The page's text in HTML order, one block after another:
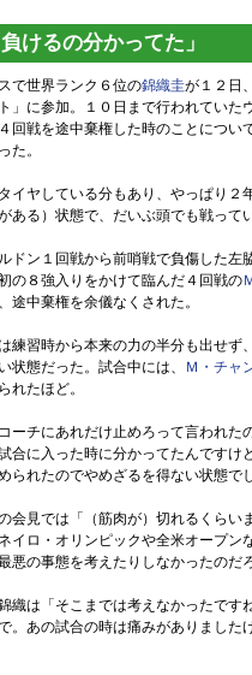
けるの分かってた」
で世界ランク６位の錦織圭が１２日
」に参加。１０日まで行われていた
回戦を途中棄権した時のことにつ
た。
タイヤしている分もあり、やっぱり
ある）状態で、だいぶ頭でも戦って
ドン１回戦から前哨戦で負傷した
の８強入りをかけて臨んだ４回戦の
途中棄権を余儀なくされた。
練習時から本来の力の半分も出せ
状態だった。試合中には、
Ｍ・チャ
れたほど。
ーチにあれだけ止めろって言われた
合に入った時に分かってたんです
られたのでやめざるを得ない状態で
会見では「（筋肉が）切れるくらい
イロ・オリンピックや全米オープ
悪の事態を考えたりしなかったのだ
織は「そこまでは考えなかったで
。あの試合の時は痛みがありまし